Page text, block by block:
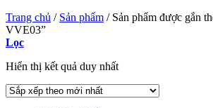
Trang chủ / Sản phẩm /Sản phẩm được gắn
VVE03”
Lọc
Hiển thị kết quả duy nhất